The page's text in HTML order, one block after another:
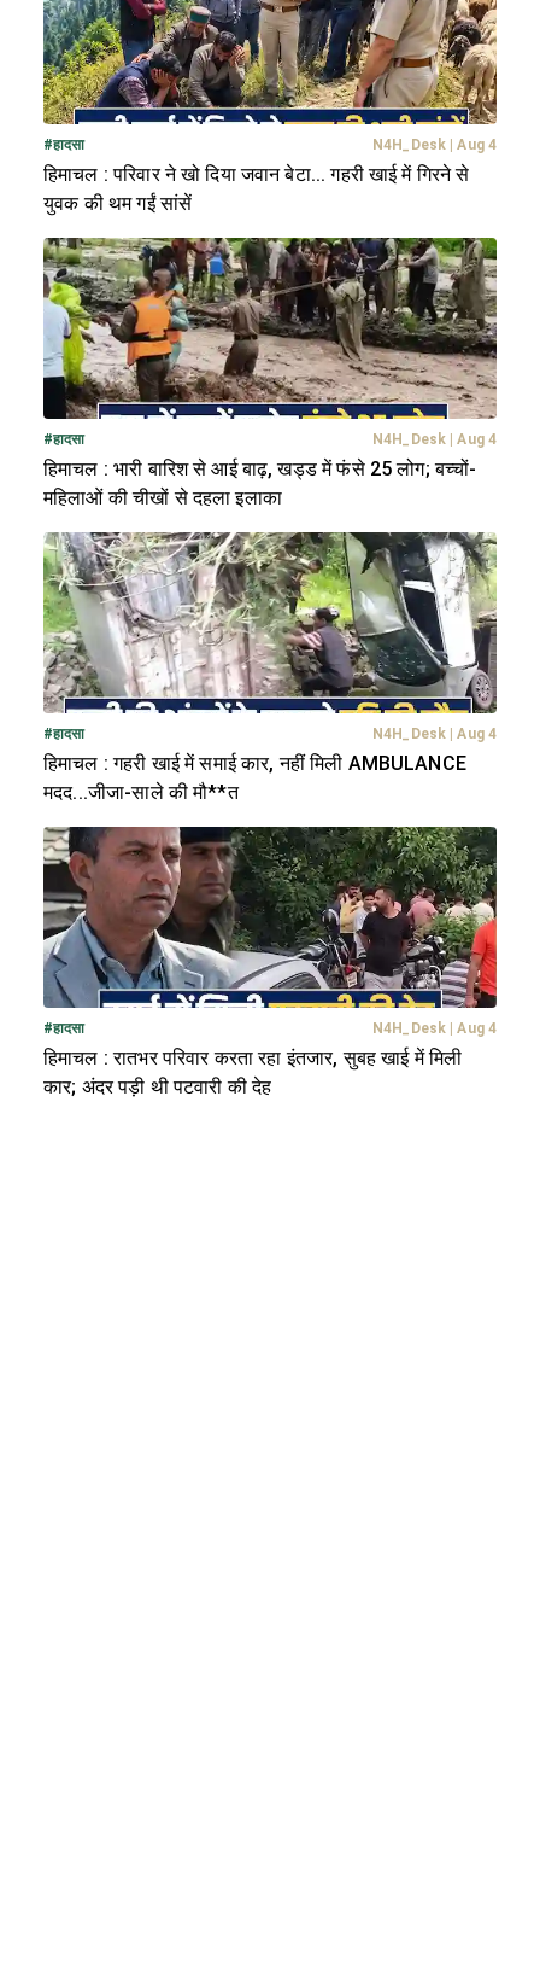
#हादसा N4H_Desk | Aug 4
हिमाचल : परिवार ने खो दिया जवान बेटा... गहरी खाई में गिरने से
युवक की थम गईं सांसें
#हादसा N4H_Desk | Aug 4
हिमाचल : भारी बारिश से आई बाढ़, खड्ड में फंसे 25 लोग; बच्चों-
महिलाओं की चीखों से दहला इलाका
#हादसा N4H_Desk | Aug 4
हिमाचल : गहरी खाई में समाई कार, नहीं मिली AMBULANCE
मदद...जीजा-साले की मौ**त
#हादसा N4H_Desk | Aug 4
हिमाचल : रातभर परिवार करता रहा इंतजार, सुबह खाई में मिली
कार; अंदर पड़ी थी पटवारी की देह